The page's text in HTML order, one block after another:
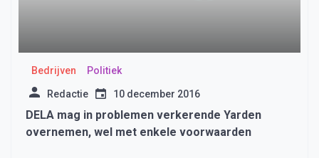
Bedrijven Politiek
Redactie 10 december 2016
DELA mag in problemen verkerende Yarden
overnemen, wel met enkele voorwaarden